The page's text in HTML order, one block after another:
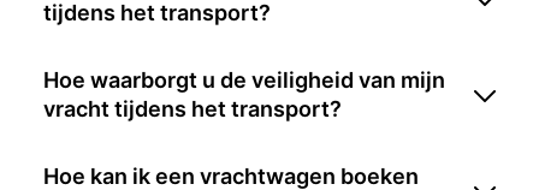
tijdens het transport?
Hoe waarborgt u de veiligheid van mijn
vracht tijdens het transport?
Hoe kan ik een vrachtwagen boeken